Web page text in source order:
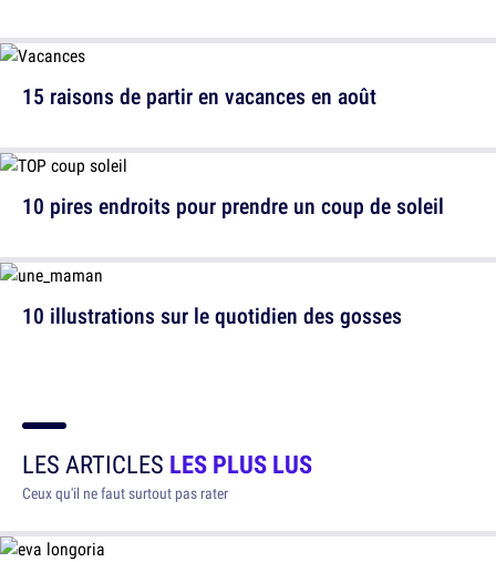
10 pires endroits pour prendre un coup de soleil
15 raisons de partir en vacances en août
10 illustrations sur le quotidien des gosses
LES ARTICLES LES PLUS LUS
Ceux qu'il ne faut surtout pas rater